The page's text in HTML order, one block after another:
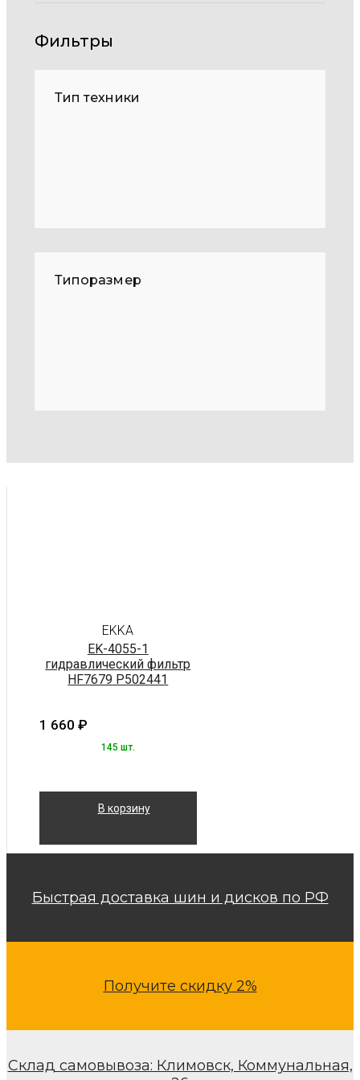
Фильтры
Тип техники
Типоразмер
EKKA
EK-4055-1
гидравлический фильтр
HF7679 P502441
1 660 ₽
145 шт.
В корзину
Быстрая доставка шин и дисков по РФ
Получите скидку 2%
Склад самовывоза: Климовск, Коммунальная,